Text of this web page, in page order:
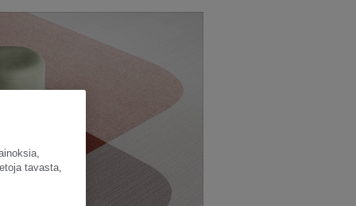
tavasta,